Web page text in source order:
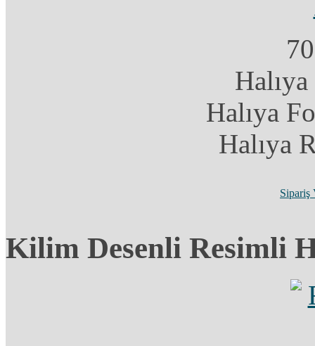
Halıya
Halıya
Sipariş
Kilim Desenli Resimli